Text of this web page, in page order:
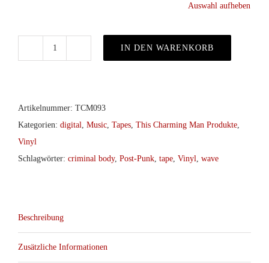
Auswahl aufheben
s/t
LP/Tape/digital
IN DEN WARENKORB
Artikelnummer: TCM093
Kategorien: digital Music Tapes This Charming Man Produkte
Vinyl
Schlagwörter: criminal body, Post-Punk tape Vinyl wave
Beschreibung
Zusätzliche Informationen